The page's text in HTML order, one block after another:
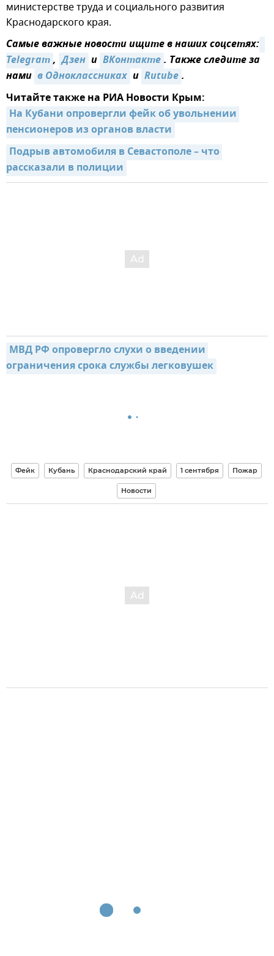
министерстве труда и социального развития
Краснодарского края.
Самые важные новости ищите в наших соцсетях:
Telegram, Дзен и ВКонтакте. Также следите за
нами в Одноклассниках и Rutube.
Читайте также на РИА Новости Крым:
На Кубани опровергли фейк об увольнении
пенсионеров из органов власти
Подрыв автомобиля в Севастополе – что
рассказали в полиции
МВД РФ опровергло слухи о введении
ограничения срока службы легковушек
Фейк Кубань Краснодарский край 1 сентября Пожар
Новости